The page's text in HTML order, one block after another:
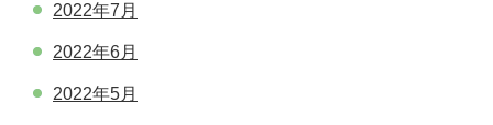
2022年7月
2022年6月
2022年5月